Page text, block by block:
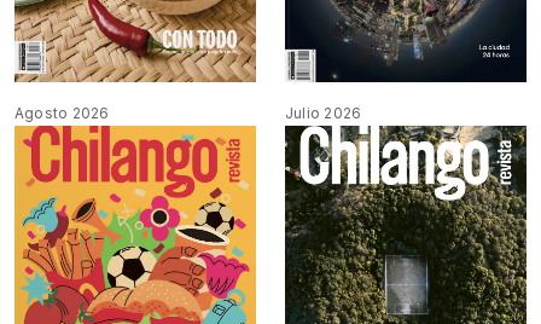
Agosto 2026 Julio 2026